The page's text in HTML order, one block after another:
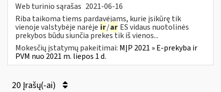
Web turinio sąrašas 2021-06-16
Riba taikoma tiems pardavėjams, kurie įsikūrę tik
vienoje valstybėje narėje ir/ar ES vidaus nuotolinės
prekybos būdu siunčia prekes tik iš vienos...
Mokesčių įstatymų pakeitimai: MĮP 2021 » E-prekyba ir
PVM nuo 2021 m. liepos 1 d.
20 Įrašų(-ai)